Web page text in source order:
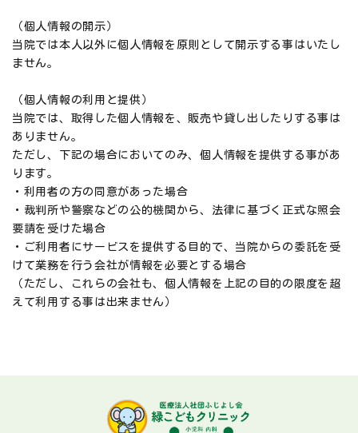
（個人情報の開示）
当院では本人以外に個人情報を原則として開示する事はいたし
ません。
（個人情報の利用と提供）
当院では、取得した個人情報を、販売や貸し出したりする事は
ありません。
ただし、下記の場合においてのみ、個人情報を提供する事があ
ります。
・利用者の方の同意があった場合
・裁判所や警察などの公的機関から、法律に基づく正式な照会
要請を受けた場合
・ご利用者にサービスを提供する目的で、当院からの委託を受
けて業務を行う会社が情報を必要とする場合
（ただし、これらの会社も、個人情報を上記の目的の限度を超
えて利用する事は出来ません）